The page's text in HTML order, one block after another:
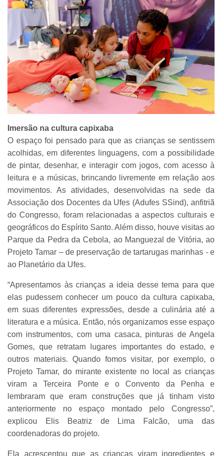
Imersão na cultura capixaba
O espaço foi pensado para que as crianças se sentissem
acolhidas, em diferentes linguagens, com a possibilidade
de pintar, desenhar, e interagir com jogos, com acesso à
leitura e a músicas, brincando livremente em relação aos
movimentos. As atividades, desenvolvidas na sede da
Associação dos Docentes da Ufes (Adufes SSind), anfitriã
do Congresso, foram relacionadas a aspectos culturais e
geográficos do Espírito Santo. Além disso, houve visitas ao
Parque da Pedra da Cebola, ao Manguezal de Vitória, ao
Projeto Tamar – de preservação de tartarugas marinhas - e
ao Planetário da Ufes.
“Apresentamos às crianças a ideia desse tema para que
elas pudessem conhecer um pouco da cultura capixaba,
em suas diferentes expressões, desde a culinária até a
literatura e a música. Então, nós organizamos esse espaço
com instrumentos, com uma casaca, pinturas de Angela
Gomes, que retratam lugares importantes do estado, e
outros materiais. Quando fomos visitar, por exemplo, o
Projeto Tamar, do mirante existente no local as crianças
viram a Terceira Ponte e o Convento da Penha e
lembraram que eram construções que já tinham visto
anteriormente no espaço montado pelo Congresso”,
explicou Elis Beatriz de Lima Falcão, uma das
coordenadoras do projeto.
Ela acrescentou que as crianças viram ingredientes e